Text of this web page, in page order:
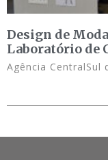
Design de
Laboratório de
Agência CentralSul